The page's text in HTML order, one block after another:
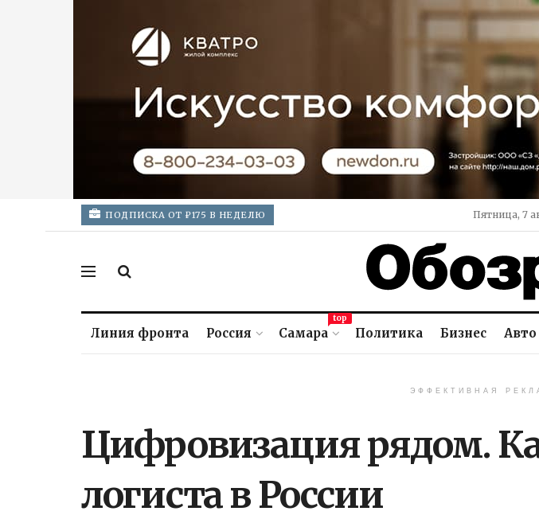
ПОДПИСКА ОТ ₽175 В НЕДЕЛЮ Пятница, 7
Линия фронта Россия Самара
top
Политика Бизнес Авто
ЭФФЕКТИВНАЯ
Цифровизация рядом.
логиста в России